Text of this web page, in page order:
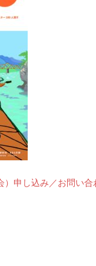
）申し込み／お問い合